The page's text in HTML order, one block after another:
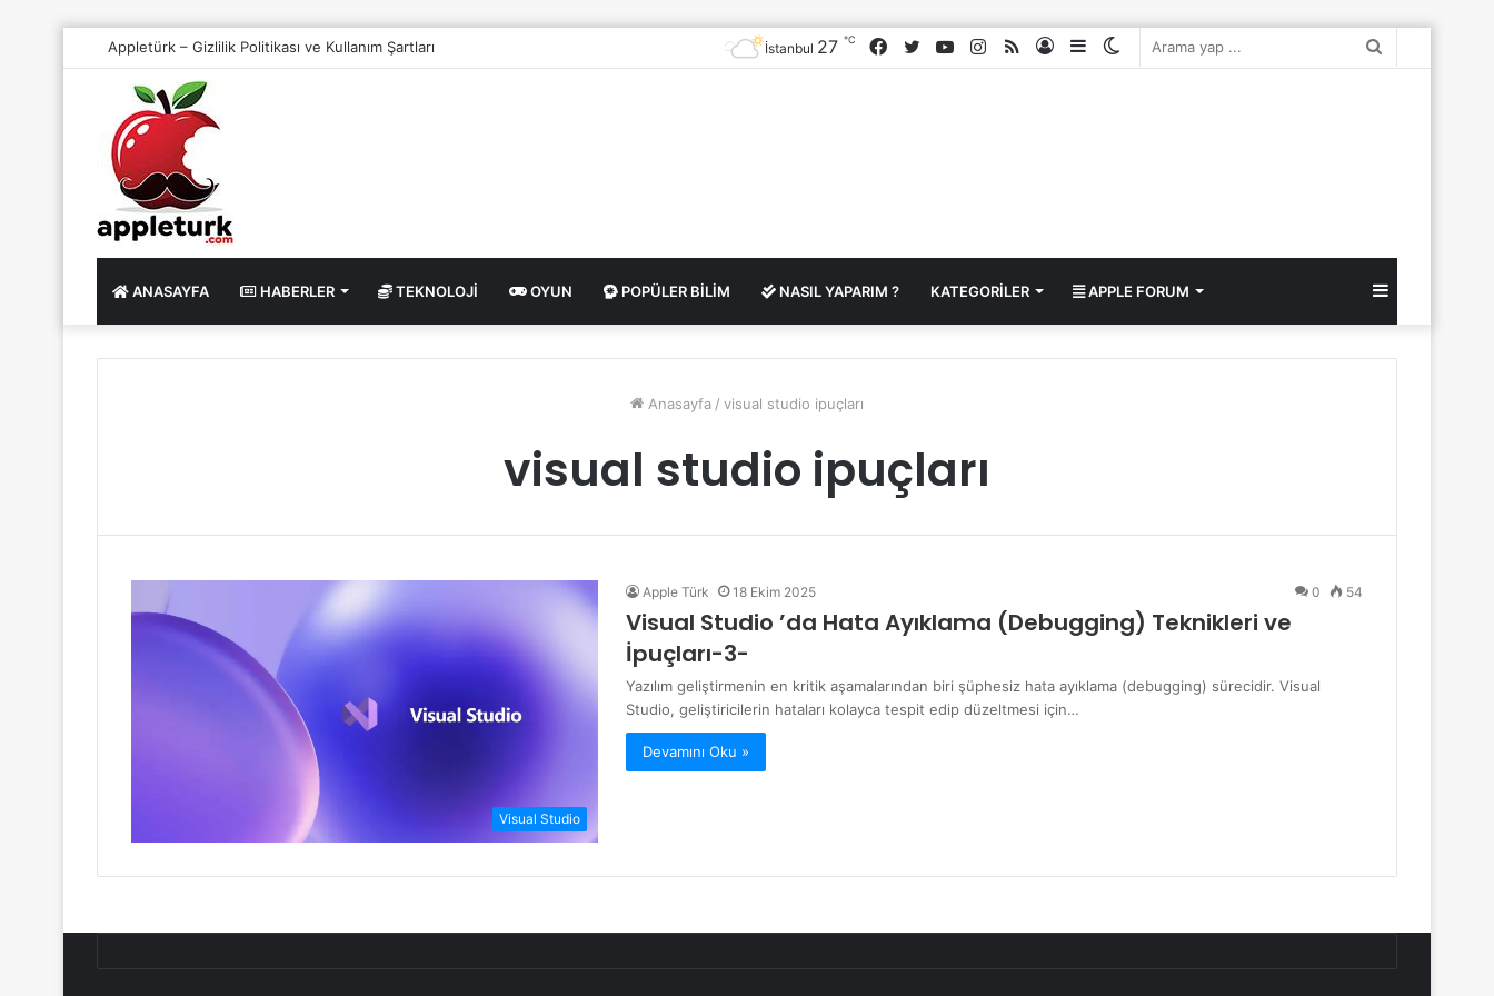
Appletürk – Gizlilik Politikası ve Kullanım Şartları
Kenar
Kayıt
RSS
Instagram
YouTube
Twitter
Facebook
İstanbul 27 ℃
ANASAYFA HABERLER TEKNOLOJI OYUN POPÜLER BILIM NASIL YAPARIM ? KATEGORILER APPLE FORUM Kenar
Bölmesi
Anasayfa / visual studio ipuçları
visual studio ipuçları
Visual Studio
Apple Türk 18 Ekim 2025 0 54
Visual Studio ’da Hata Ayıklama (Debugging) Teknikleri ve
İpuçları-3-
Yazılım geliştirmenin en kritik aşamalarından biri şüphesiz hata ayıklama (debugging) sürecidir. Visual
Studio, geliştiricilerin hataları kolayca tespit edip düzeltmesi için…
Devamını Oku »